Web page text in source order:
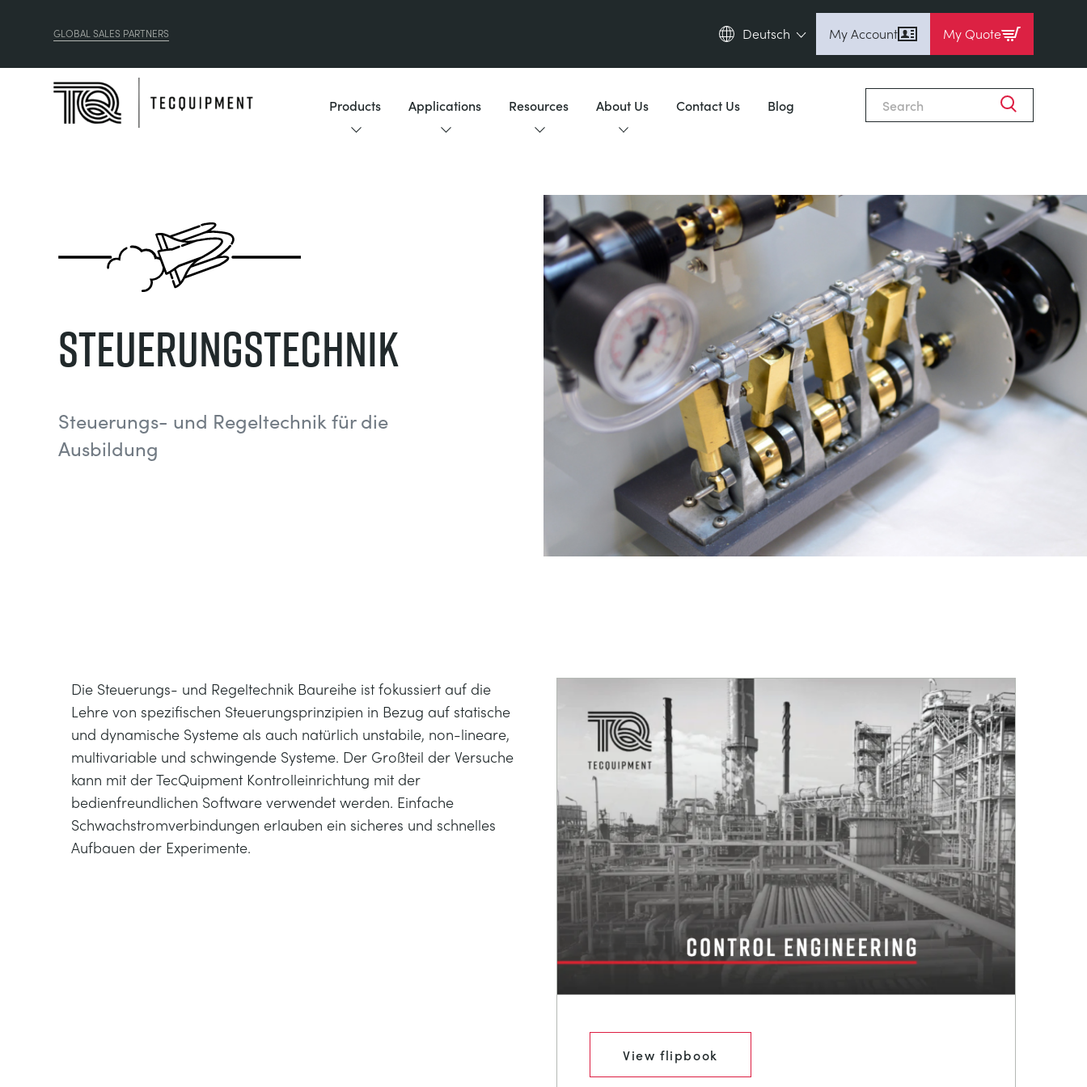
GLOBAL SALES PARTNERS
Deutsch
Deutsch (de)
中國人 (zh)
My Account My Quote
Products Applications Resources About Us Contact Us Blog
Steuerungstechnik
Steuerungs- und Regeltechnik für die
Ausbildung
Die Steuerungs- und Regeltechnik Baureihe ist fokussiert auf die
Lehre von spezifischen Steuerungsprinzipien in Bezug auf statische
und dynamische Systeme als auch natürlich unstabile, non-lineare,
multivariable und schwingende Systeme. Der Großteil der Versuche
kann mit der TecQuipment Kontrolleinrichtung mit der
bedienfreundlichen Software verwendet werden. Einfache
Schwachstromverbindungen erlauben ein sicheres und schnelles
Aufbauen der Experimente.
View flipbook